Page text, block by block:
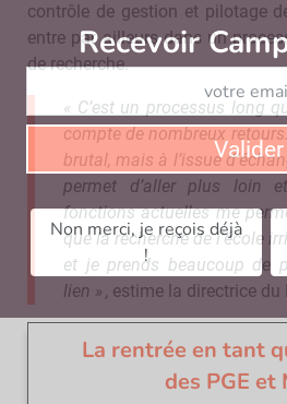
contrôle de gestion et pilotage
entre par ailleurs dans un
de recherche.
« C’est un processus long
compte de nombreux
brutal, mais à l’issue
permet d’aller plus loin
fonctions actuelles me
que la recherche de l’école
et je prends beaucoup de
lien » , estime la directrice du
La rentrée en tant
des PGE et
Recevoir
Valider
Non merci, je reçois déjà
!